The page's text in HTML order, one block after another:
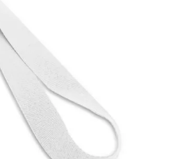
панаир или за екипа
цена 1,40лв./бр. без
с пълноцветен печат
налични ленти със срок
дни Не са Ви спешни!!!
цена със супер
страхотна
10 -15 работни
с Вас за да потвърдим
конкретнаОТСТЪПКА